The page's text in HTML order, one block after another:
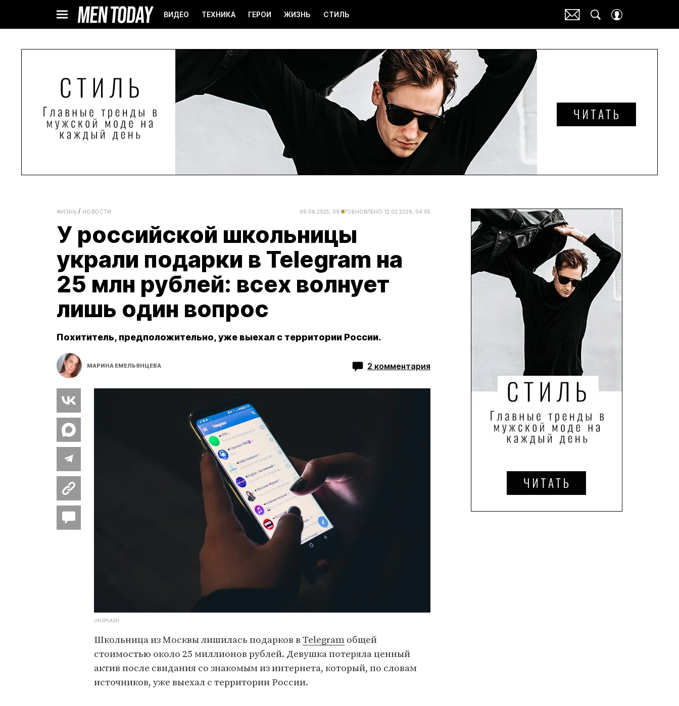
ВИДЕО ТЕХНИКА ГЕРОИ ЖИЗНЬ СТИЛЬ
ЖИЗНЬ НОВОСТИ 09.06.2025, 09:57ОБНОВЛЕНО 12.02.2026, 04:05
У российской школьницы
украли подарки в Telegram на
25 млн рублей: всех волнует
лишь один вопрос
Похититель, предположительно, уже выехал с территории России.
МАРИНА ЕМЕЛЬЯНЦЕВА 2 комментария
UNSPLASH
Школьница из Москвы лишилась подарков в Telegram общей
стоимостью около 25 миллионов рублей. Девушка потеряла ценный
актив после свидания со знакомым из интернета, который, по словам
источников, уже выехал с территории России.